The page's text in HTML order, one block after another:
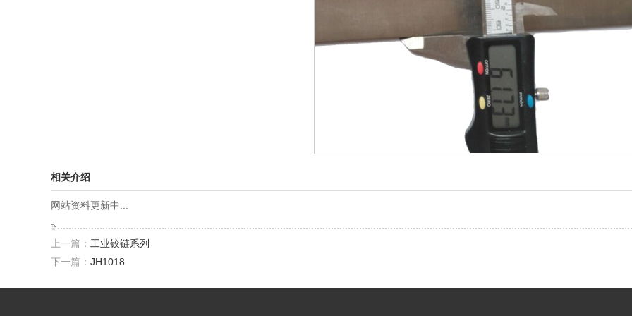
相关介绍
网站资料更新中...
上一篇： 工业铰链系列
下一篇： JH1018